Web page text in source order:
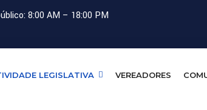
8:00 AM – 18:00 PM
LEGISLATIVA VEREADORES